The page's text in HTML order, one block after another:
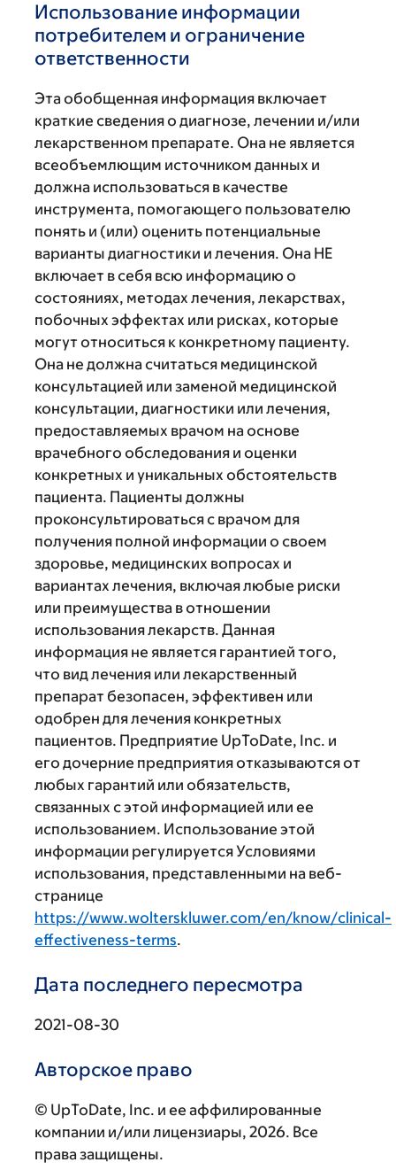
Использование информации
потребителем и ограничение
ответственности
Эта обобщенная информация включает
краткие сведения о диагнозе, лечении и/или
лекарственном препарате. Она не является
всеобъемлющим источником данных и
должна использоваться в качестве
инструмента, помогающего пользователю
понять и (или) оценить потенциальные
варианты диагностики и лечения. Она НЕ
включает в себя всю информацию о
состояниях, методах лечения, лекарствах,
побочных эффектах или рисках, которые
могут относиться к конкретному пациенту.
Она не должна считаться медицинской
консультацией или заменой медицинской
консультации, диагностики или лечения,
предоставляемых врачом на основе
врачебного обследования и оценки
конкретных и уникальных обстоятельств
пациента. Пациенты должны
проконсультироваться с врачом для
получения полной информации о своем
здоровье, медицинских вопросах и
вариантах лечения, включая любые риски
или преимущества в отношении
использования лекарств. Данная
информация не является гарантией того,
что вид лечения или лекарственный
препарат безопасен, эффективен или
одобрен для лечения конкретных
пациентов. Предприятие UpToDate, Inc. и
его дочерние предприятия отказываются от
любых гарантий или обязательств,
связанных с этой информацией или ее
использованием. Использование этой
информации регулируется Условиями
использования, представленными на веб-
странице
https://www.wolterskluwer.com/en/know/clinical-
effectiveness-terms.
Дата последнего пересмотра
2021-08-30
Авторское право
© UpToDate, Inc. и ее аффилированные
компании и/или лицензиары, 2026. Все
права защищены.